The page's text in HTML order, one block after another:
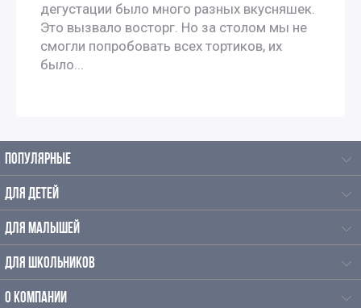
Экскурсии на новый год для детей начальной школы
Экскурсии для школьников
дегустации было много разных вкусняшек.
Это вызвало восторг. Но за столом мы не
смогли попробовать всех тортиков, их
было...
ПОПУЛЯРНЫЕ
ДЛЯ ДЕТЕЙ
ДЛЯ МАЛЫШЕЙ
ДЛЯ ШКОЛЬНИКОВ
О КОМПАНИИ